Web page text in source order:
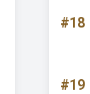
#18
#19